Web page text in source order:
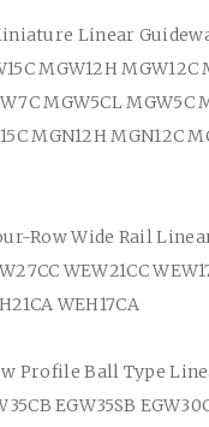
Linear
MGW12H MGW12C
MGW5CL MGW5C
MGN12H MGN12C
Row Wide Rail
WEW21CC
WEH17CA
Profile Ball Type
EGW35SB